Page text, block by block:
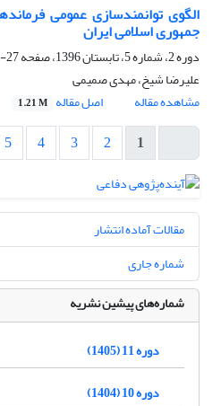
الگوی توانمندسازی عمومی
جمهوری اسلامی ایران
دوره 2، شماره 5، تابستان 1396، صفحه
27-55
علیرضا شیخ، مهدی صمیمی
مشاهده مقاله
اصل مقاله 1.21 M
1
2
3
4
5
مقالات آماده انتشار
شماره جاری
شماره‌های پیشین نشریه
دوره 11 (1405)
دوره 10 (1404)